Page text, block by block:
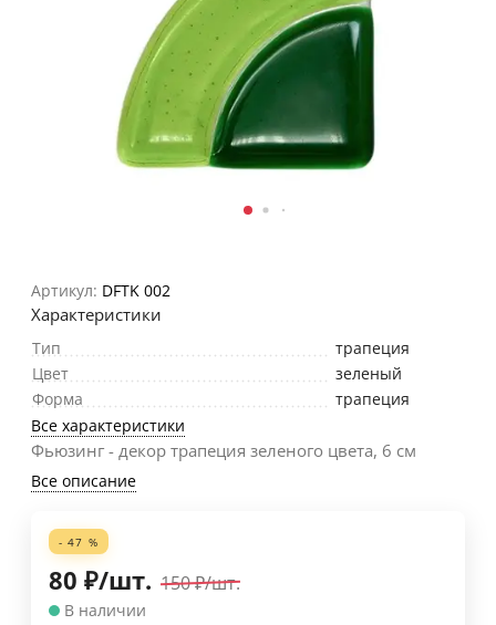
Артикул: DFTK 002
Характеристики
Тип
трапеция
Цвет
зеленый
Форма
трапеция
Все характеристики
Фьюзинг - декор трапеция зеленого цвета, 6 см
Все описание
- 47 %
80 ₽/шт. 150₽/шт.
В наличии